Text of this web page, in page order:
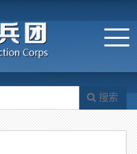
搜索